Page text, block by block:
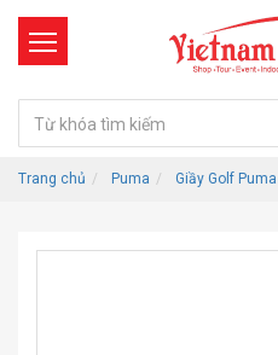
Trang chủ Puma Giầy Golf Puma